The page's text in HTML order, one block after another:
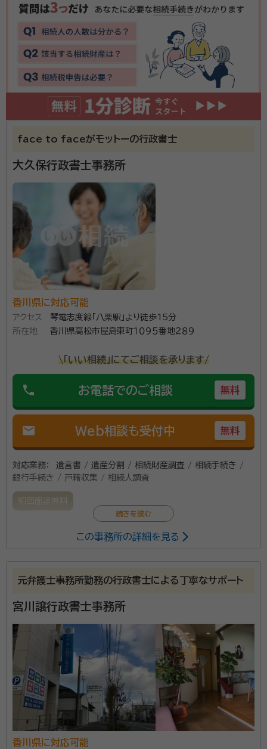
資格等：行政書士
face to faceがモットーの行政書士
大久保行政書士事務所
香川県に対応可能
アクセス
琴電志度線「八栗駅」より徒歩15分
所在地
香川県高松市屋島東町１０９５番地２８９
\「いい相続」にてご相談を承ります/
phone お電話でのご相談 無料
mail Web相談も受付中 無料
対応業務：
遺言書 / 遺産分割 / 相続財産調査 / 相続手続き /
銀行手続き / 戸籍収集 / 相続人調査
初回面談無料
当事務所は相続手続きに関して、ワンストップサービス
動産の所有権移転登記が発生し、1割程度は相続税の申
告業務があります。また、稀に遺産分割協議で争訟に至
この事務所の詳細を見る
元弁護士事務所勤務の行政書士による丁寧なサポート
宮川譲行政書士事務所
香川県に対応可能